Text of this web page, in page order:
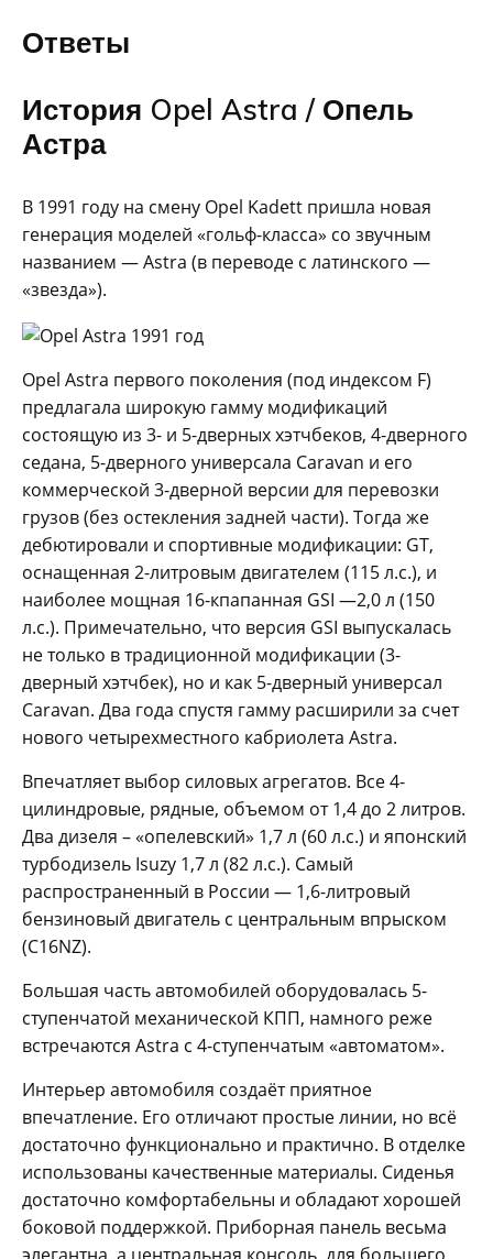
Ответы
История Opel Astra / Опель
Астра
В 1991 году на смену Opel Kadett пришла новая
генерация моделей «гольф-класса» со звучным
названием — Astra (в переводе с латинского —
«звезда»).
Opel Astra первого поколения (под индексом F)
предлагала широкую гамму модификаций
состоящую из 3- и 5-дверных хэтчбеков, 4-дверного
седана, 5-дверного универсала Caravan и его
коммерческой 3-дверной версии для перевозки
грузов (без остекления задней части). Тогда же
дебютировали и спортивные модификации: GT,
оснащенная 2-литровым двигателем (115 л.с.), и
наиболее мощная 16-кпапанная GSI —2,0 л (150
л.с.). Примечательно, что версия GSI выпускалась
не только в традиционной модификации (3-
дверный хэтчбек), но и как 5-дверный универсал
Caravan. Два года спустя гамму расширили за счет
нового четырехместного кабриолета Astra.
Впечатляет выбор силовых агрегатов. Все 4-
цилиндровые, рядные, объемом от 1,4 до 2 литров.
Два дизеля – «опелевский» 1,7 л (60 л.с.) и японский
турбодизель Isuzy 1,7 л (82 л.с.). Самый
распространенный в России — 1,6-литровый
бензиновый двигатель с центральным впрыском
(С16NZ).
Большая часть автомобилей оборудовалась 5-
ступенчатой механической КПП, намного реже
встречаются Astra с 4-ступенчатым «автоматом».
Интерьер автомобиля создаёт приятное
впечатление. Его отличают простые линии, но всё
достаточно функционально и практично. В отделке
использованы качественные материалы. Сиденья
достаточно комфортабельны и обладают хорошей
боковой поддержкой. Приборная панель весьма